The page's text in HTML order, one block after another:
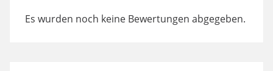
Es wurden noch keine Bewertungen abgegeben.